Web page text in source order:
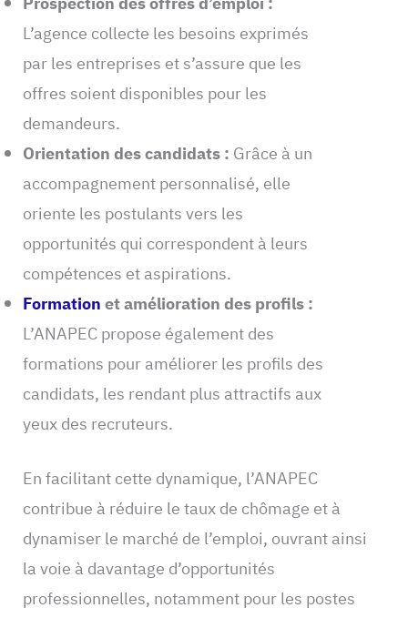
L’agence collecte les besoins exprimés
par les entreprises et s’assure que les
offres soient disponibles pour les
demandeurs.
Orientation des candidats : Grâce à un
accompagnement personnalisé, elle
oriente les postulants vers les
opportunités qui correspondent à leurs
compétences et aspirations.
Formationet amélioration des profils :
L’ANAPEC propose également des
formations pour améliorer les profils des
candidats, les rendant plus attractifs aux
yeux des recruteurs.
En facilitant cette dynamique, l’ANAPEC
contribue à réduire le taux de chômage et à
dynamiser le marché de l’emploi, ouvrant ainsi
la voie à davantage d’opportunités
professionnelles, notamment pour les postes